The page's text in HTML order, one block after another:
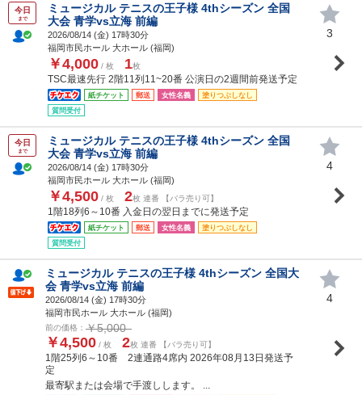
今日
まで
ミュージカル テニスの王子様 4thシーズン 全国
大会 青学vs立海 前編
2026/08/14 (金) 17時30分
福岡市民ホール 大ホール (福岡)
￥4,000 / 枚 1枚
TSC最速先行 2階11列11~20番 公演日の2週間前発送予定
紙チケット 郵送 女性名義
塗りつぶしなし
質問受付
3
今日
まで
ミュージカル テニスの王子様 4thシーズン 全国
大会 青学vs立海 前編
2026/08/14 (金) 17時30分
福岡市民ホール 大ホール (福岡)
￥4,500 / 枚 2枚 連番 【バラ売り可】
1階18列6～10番 入金日の翌日までに発送予定
紙チケット 郵送 女性名義
塗りつぶしなし
質問受付
4
ミュージカル テニスの王子様 4thシーズン 全国大
会 青学vs立海 前編
2026/08/14 (金) 17時30分
福岡市民ホール 大ホール (福岡)
前の価格： ￥5,000
￥4,500 / 枚 2枚 連番 【バラ売り可】
1階25列6～10番 2連通路4席内 2026年08月13日発送予
定
最寄駅または会場で手渡しします。 ...
4